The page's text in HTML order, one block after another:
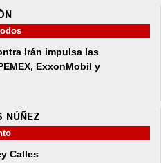
Irán impulsa las
ExxonMobil y
NÚÑEZ
Calles